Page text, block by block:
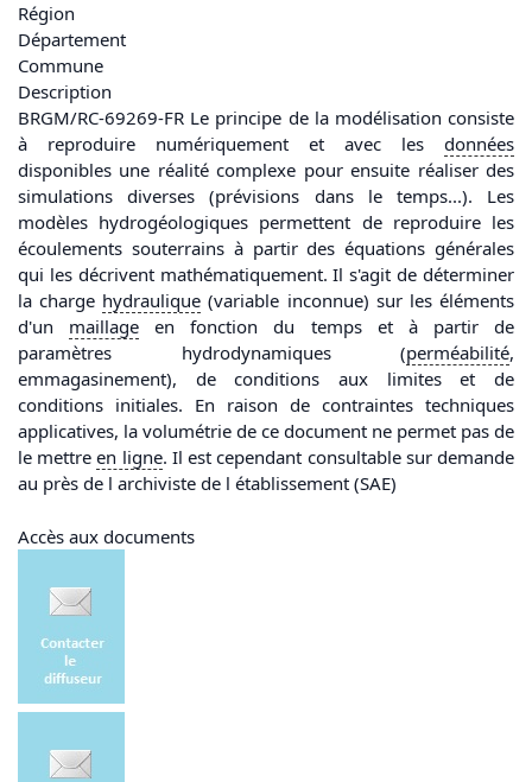
Région
Département
Commune
Description
BRGM/RC-69269-FR Le principe de la modélisation consiste
à reproduire numériquement et avec les données
disponibles une réalité complexe pour ensuite réaliser des
simulations diverses (prévisions dans le temps...). Les
modèles hydrogéologiques permettent de reproduire les
écoulements souterrains à partir des équations générales
qui les décrivent mathématiquement. Il s'agit de déterminer
la charge hydraulique (variable inconnue) sur les éléments
d'un maillage en fonction du temps et à partir de
paramètres hydrodynamiques (perméabilité,
emmagasinement), de conditions aux limites et de
conditions initiales. En raison de contraintes techniques
applicatives, la volumétrie de ce document ne permet pas de
le mettreen ligne. Il est cependant consultable sur demande
au près de l archiviste de l établissement (SAE)
Accès aux documents